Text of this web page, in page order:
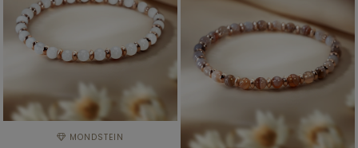
MONDSTEIN